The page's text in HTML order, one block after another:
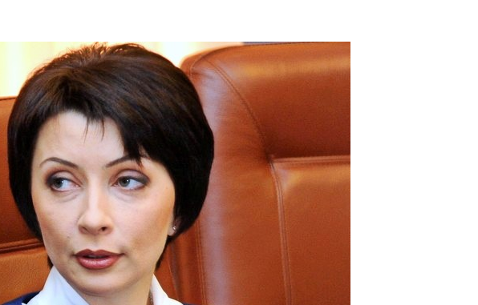
Подорожі Інше Психологія
Технології
Здоров’я
Сад-Город